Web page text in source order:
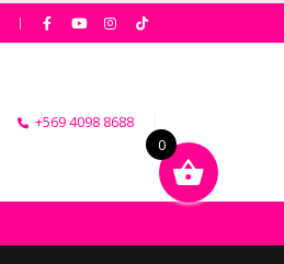
|
+569 4098 8688
0